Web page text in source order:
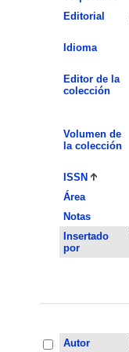
Editorial
Idioma
Editor de la
colección
Volumen de
la colección
ISSN
Área
Notas
Insertado
por
Autor